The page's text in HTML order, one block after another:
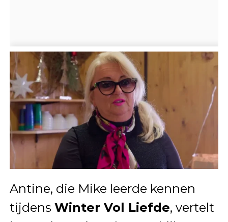
Antine, die Mike leerde kennen
tijdens Winter Vol Liefde, vertelt